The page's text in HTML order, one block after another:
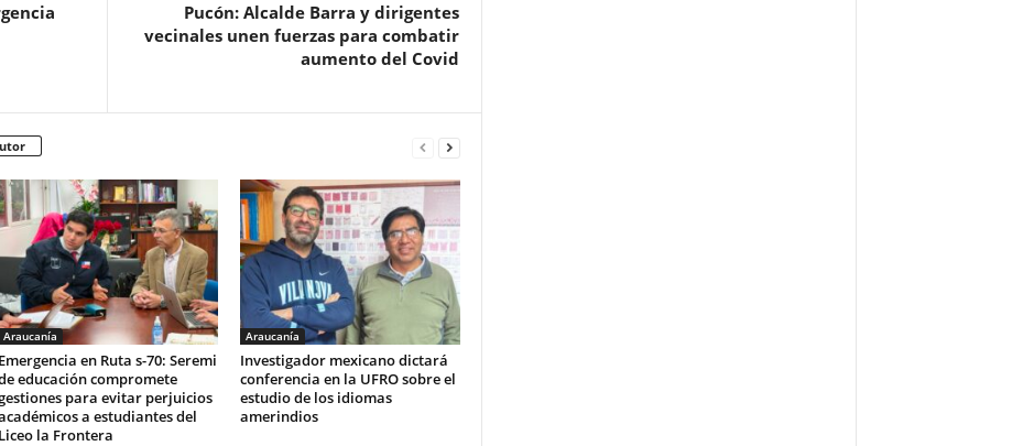
Pucón: Alcalde Barra y dirigentes
vecinales unen fuerzas para combatir
aumento del Covid
Araucanía
Emergencia en Ruta s-70: Seremi
educación compromete
para evitar perjuicios
a estudiantes del
Liceo la Frontera
Araucanía
Investigador mexicano dictará
conferencia en la UFRO sobre el
estudio de los idiomas
amerindios